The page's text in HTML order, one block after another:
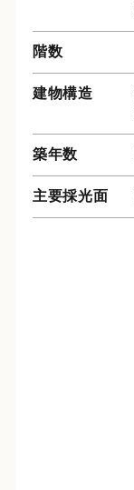
階数
建物構造
築年数
主要採光面